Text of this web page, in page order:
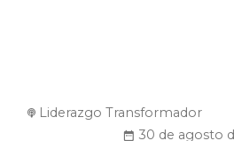
Liderazgo Transformador
30 de agosto